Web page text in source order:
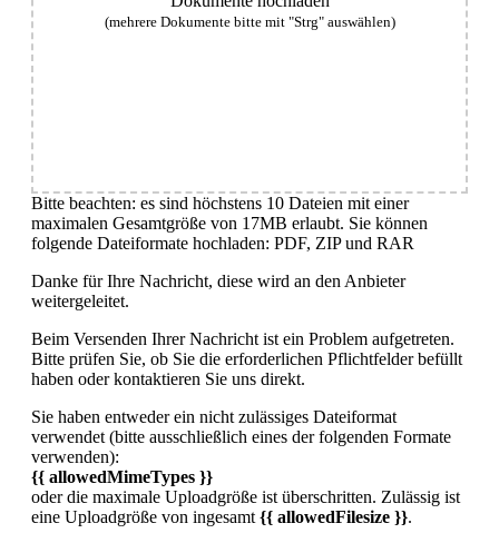
(mehrere Dokumente bitte mit "Strg" auswählen)
Bitte beachten: es sind höchstens 10 Dateien mit einer
maximalen Gesamtgröße von 17MB erlaubt. Sie können
folgende Dateiformate hochladen: PDF, ZIP und RAR
Danke für Ihre Nachricht, diese wird an den Anbieter
weitergeleitet.
Beim Versenden Ihrer Nachricht ist ein Problem aufgetreten.
Bitte prüfen Sie, ob Sie die erforderlichen Pflichtfelder befüllt
haben oder kontaktieren Sie uns direkt.
Sie haben entweder ein nicht zulässiges Dateiformat
verwendet (bitte ausschließlich eines der folgenden Formate
verwenden):
{{ allowedMimeTypes }}
oder die maximale Uploadgröße ist überschritten. Zulässig ist
eine Uploadgröße von ingesamt {{ allowedFilesize }}.